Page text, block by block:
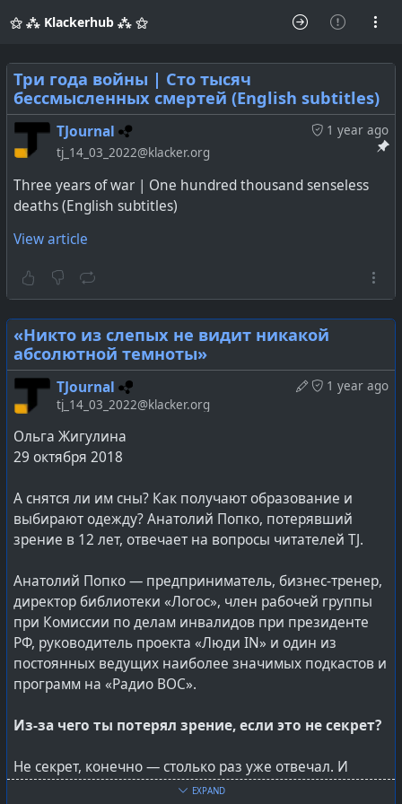
⚝ ⁂ Klackerhub ⁂ ⚝
Три года войны | Сто тысяч
бессмысленных смертей (English subtitles)
1 year ago
TJournal
tj_14_03_2022@klacker.org
Three years of war | One hundred thousand senseless
deaths (English subtitles)
View article
«Никто из слепых не видит никакой
абсолютной темноты»
1 year ago
TJournal
tj_14_03_2022@klacker.org
Ольга Жигулина
29 октября 2018
А снятся ли им сны? Как получают образование и
выбирают одежду? Анатолий Попко, потерявший
зрение в 12 лет, отвечает на вопросы читателей TJ.
Анатолий Попко — предприниматель, бизнес-тренер,
директор библиотеки «Логос», член рабочей группы
при Комиссии по делам инвалидов при президенте
РФ, руководитель проекта «Люди IN» и один из
постоянных ведущих наиболее значимых подкастов и
программ на «Радио ВОС».
Из-за чего ты потерял зрение, если это не секрет?
Не секрет, конечно — столько раз уже отвечал. И
каждый раз, между прочим, хочется придумать какую-
EXPAND